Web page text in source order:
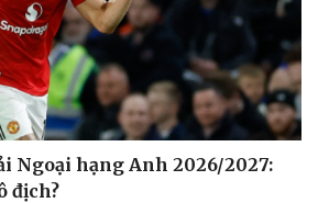
Ngoại hạng Anh 2026/2027:
địch?